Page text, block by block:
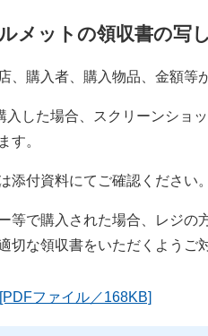
メットの領収書の写し
購入者、購入物品、金額等
した場合、スクリーンショ
す。
付資料にてご確認ください。
で購入された場合、レジの
切な領収書をいただくようご
ファイル／168KB]